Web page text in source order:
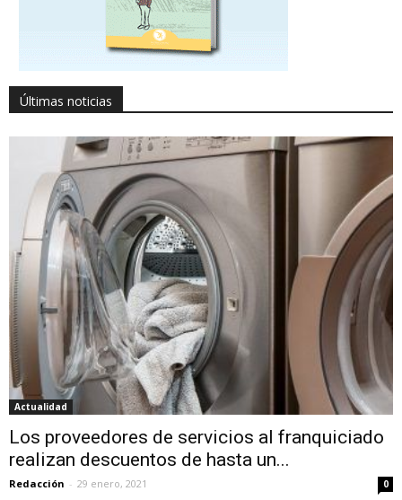
Últimas noticias
Actualidad
Los proveedores de servicios al franquiciado
realizan descuentos de hasta un...
Redacción - 29 enero, 2021 0